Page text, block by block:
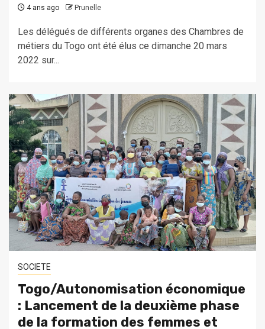
4 ans ago Prunelle
Les délégués de différents organes des Chambres de
métiers du Togo ont été élus ce dimanche 20 mars
2022 sur...
SOCIETE
Togo/Autonomisation économique
: Lancement de la deuxième phase
de la formation des femmes et